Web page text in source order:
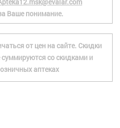
Ваше понимание.
от цен на сайте. Скидки
суммируются со скидками и
аптеках